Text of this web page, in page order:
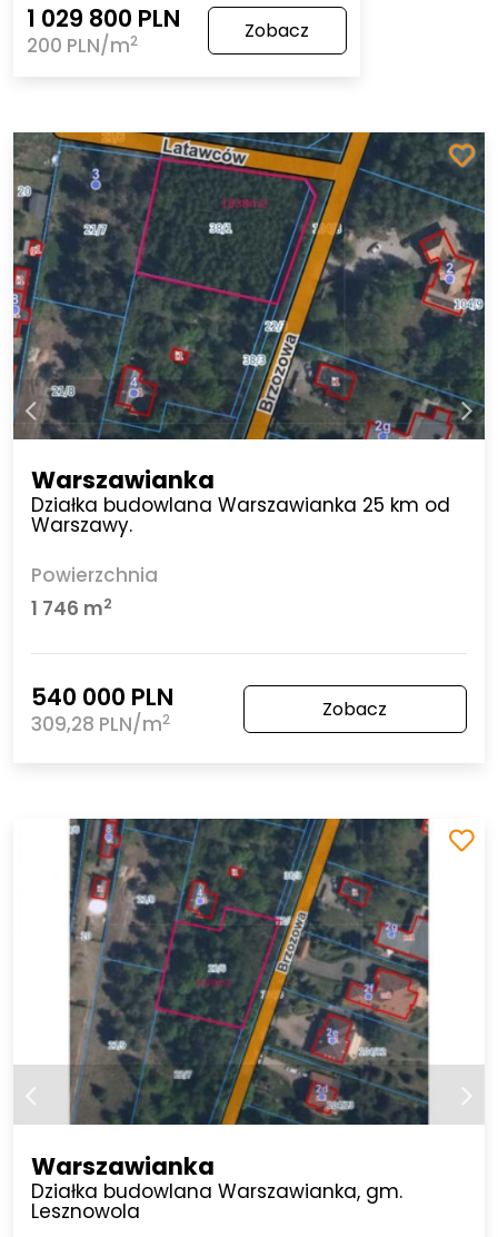
1 029 800 PLN
200 PLN/m2 Zobacz
Warszawianka
Działka budowlana Warszawianka 25 km od
Warszawy.
Powierzchnia
1 746 m2
540 000 PLN
309,28 PLN/m2 Zobacz
Warszawianka
Działka budowlana Warszawianka, gm.
Lesznowola